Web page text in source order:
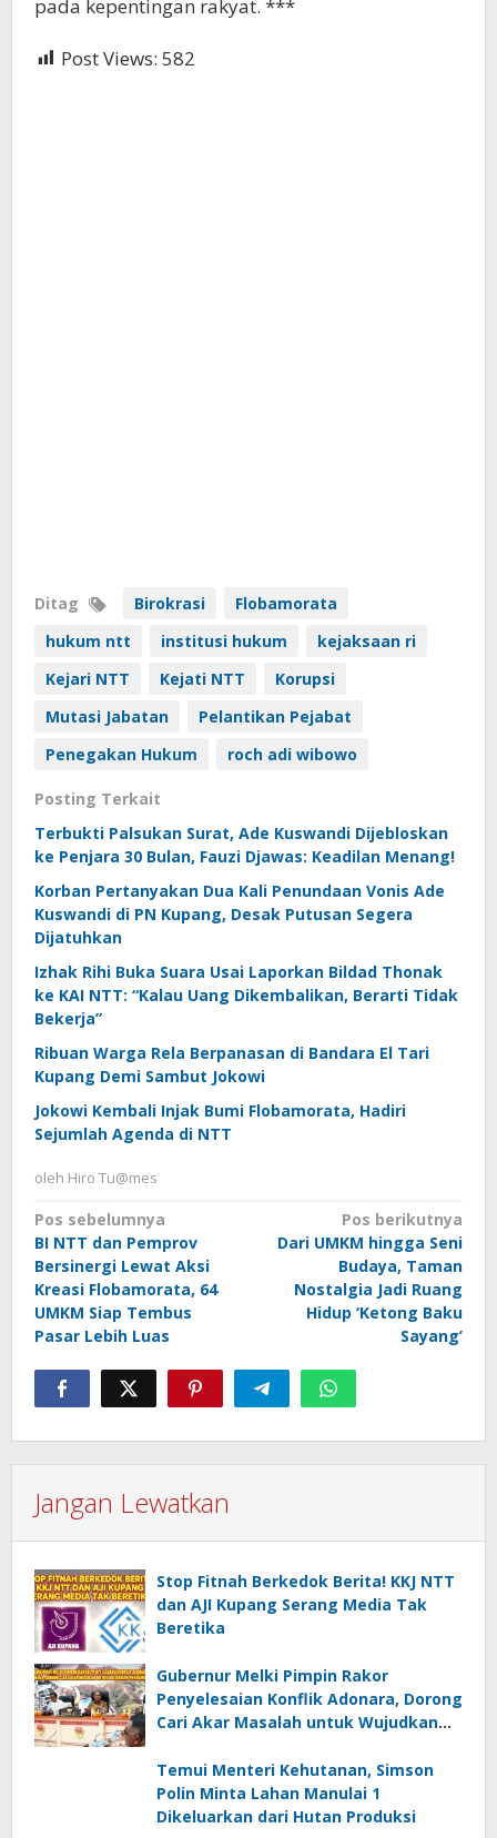
pada kepentingan rakyat. ***
Post Views: 582
Ditag Birokrasi
Flobamorata
hukum ntt
institusi hukum
kejaksaan ri
Kejari NTT
Kejati NTT
Korupsi
Mutasi Jabatan
Pelantikan Pejabat
Penegakan Hukum
roch adi wibowo
Posting Terkait
Terbukti Palsukan Surat, Ade Kuswandi Dijebloskan
ke Penjara 30 Bulan, Fauzi Djawas: Keadilan Menang!
Korban Pertanyakan Dua Kali Penundaan Vonis Ade
Kuswandi di PN Kupang, Desak Putusan Segera
Dijatuhkan
Izhak Rihi Buka Suara Usai Laporkan Bildad Thonak
ke KAI NTT: “Kalau Uang Dikembalikan, Berarti Tidak
Bekerja”
Ribuan Warga Rela Berpanasan di Bandara El Tari
Kupang Demi Sambut Jokowi
Jokowi Kembali Injak Bumi Flobamorata, Hadiri
Sejumlah Agenda di NTT
oleh Hiro Tu@mes
Navigasi
pos
Pos sebelumnya
BI NTT dan Pemprov
Bersinergi Lewat Aksi
Kreasi Flobamorata, 64
UMKM Siap Tembus
Pasar Lebih Luas
Pos berikutnya
Dari UMKM hingga Seni
Budaya, Taman
Nostalgia Jadi Ruang
Hidup ‘Ketong Baku
Sayang’
Jangan Lewatkan
Stop Fitnah Berkedok Berita! KKJ NTT
dan AJI Kupang Serang Media Tak
Beretika
Gubernur Melki Pimpin Rakor
Penyelesaian Konflik Adonara, Dorong
Cari Akar Masalah untuk Wujudkan
Temui Menteri Kehutanan, Simson
Polin Minta Lahan Manulai 1
Dikeluarkan dari Hutan Produksi